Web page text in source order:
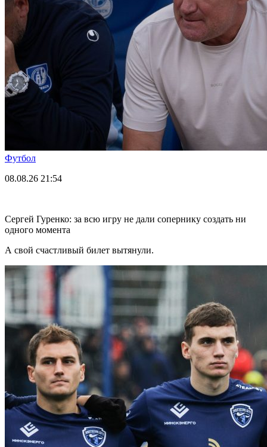
Футбол
08.08.26 21:54
Сергей Гуренко: за всю игру не дали сопернику создать ни
одного момента
А свой счастливый билет вытянули.